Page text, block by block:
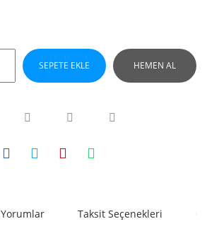
SEPETE EKLE HEMEN AL
Yorumlar Taksit Seçenekleri